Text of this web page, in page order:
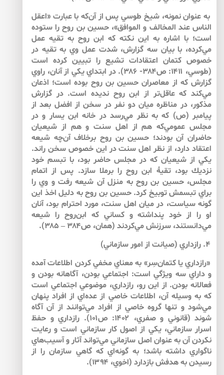
به عنوان نمونه، شيخ طوسي پس از آن‌كه با عبارت «اعقل
الناس عند المخالف و الموافق»، حسين بن روح را ستوده
است؛ با اشاره به اين نكته كه ابن روح به تقيه عمل
مي‌كرده، با بيان سه گزارش، شدت عمل وي به تقيه در
خصوص كتمان اعتقادات تشيع را تبيين كرده است
(طوسي، ۱۴۱۱: ص۳۸۴- ۳۸۶). در ابتداي يكي از آنان، راوي
گزارش‌ كه از معاصران حسين بن روح بوده است؛ اذعان
مي‌كند كه عاقل‌تر از ابن روح نديده است. در گزارش
مذكور، در مناظره‌ ميان دو نفر در سخن از افضل بعد از
پيامبر (ص) كه به نظر مي‌رسد در خانه ابن يسار و در
مجلس عمومي‌كه هم از اهل سنت و هم از شيعيان
حاضران آن بودند؛ حسين بن روح برخلاف آن‌چه شيعه
اعتقاد دارد، از نظر اهل سنت در اين خصوص سخن راند.
يكي از شيعيان كه در مجلس حاضر بود، با تبسم خود
نزديك بود، تقيۀ ابن روح را برملا سازد. پس از اتمام
مجلس، حسين بن روح به منزل آن شيعه رفت و وي را
براي تبسمش توبيخ كرد. حسين بن روح به دليل اخذ اين
گونه سياست، در ميان اهل سنت، مورد احترام بود، آنان
او را از خود پنداشته و كساني كه ابن‌روح را شيعه
مي‌دانستند، سرزنش مي‌كردند (همان، ص۳۸۴ – ۳۸۵).
۴. رازداري (صيانت از امور سازماني)
«رازداري يا كتمان‌سِر» به معناي مخفي كردن اطلاعات آمده
و داراي سه ويژگي است: اجتماعي بودن، آگاهانه بودن و
فعالانه بودن. از اين رو، رازداري، موضوعي اجتماعي است
كه به وسيله آن، اطلاعات خاصي از عده‌اي از افراد پنهان
مي‌شود و تنها گروه خاصي از افراد مي‌توانند از آن آگاه
شوند (قانوني و صفري، ۱۴۰۲: ص۱۰۱). رازداري و حفظ
اسرار سازماني، يكي از اصول كار سازماني است و رعايت
نكردن آن به عنوان اصل سازماني مي‌تواند آثار و آسيب‌هاي
ناگواري داشته باشد؛ به گونه‌اي كه گاهي سازمان را از
رسيدن به هدفش بازدارد (اخوي، ۱۳۹۴).